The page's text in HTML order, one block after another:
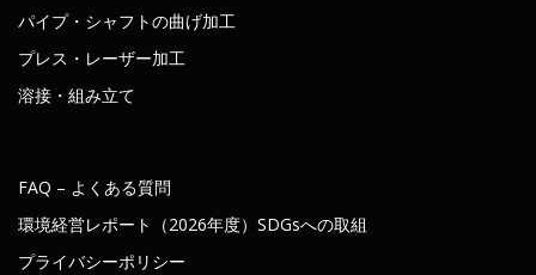
パイプ・シャフトの曲げ加工
プレス・レーザー加工
溶接・組み立て
FAQ – よくある質問
環境経営レポート（2026年度）SDGsへの取組
プライバシーポリシー